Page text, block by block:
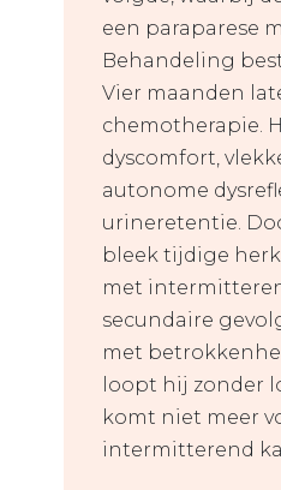
een paraparese
Behandeling
Vier maanden
chemotherapie.
dyscomfort,
autonome
urineretentie.
bleek tijdige
met
secundaire
met
loopt hij zonder
komt niet meer
intermitterend